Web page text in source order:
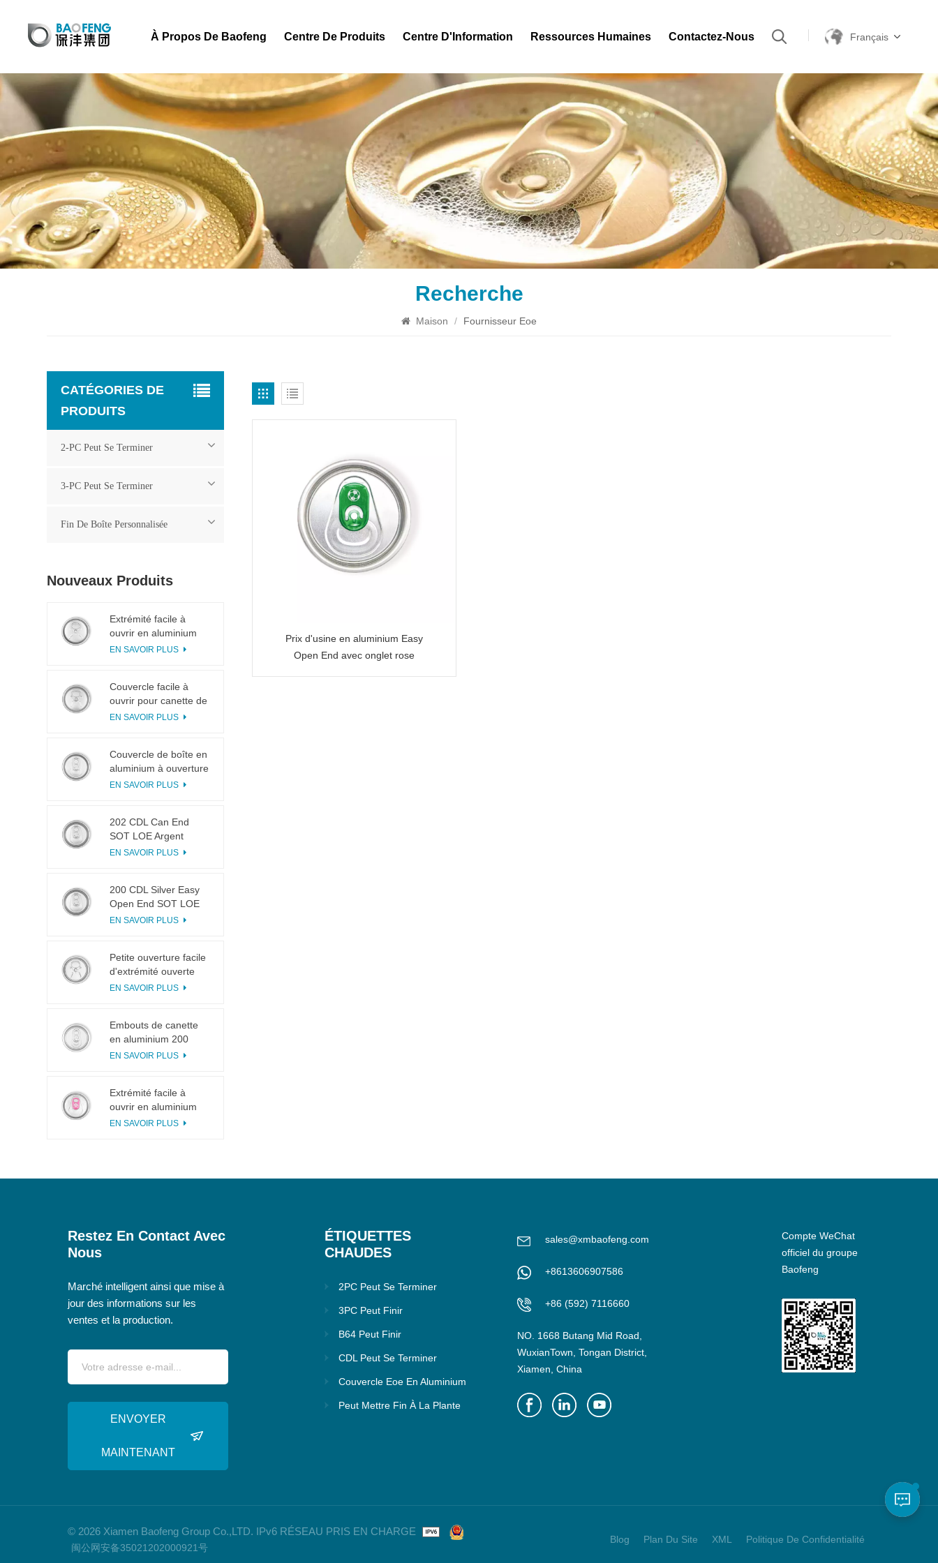
À Propos De Baofeng Centre De Produits Centre D'Information Ressources Humaines Contactez-Nous Français
Recherche
Maison / Fournisseur Eoe
Prix d'usine en aluminium Easy
Open End avec onglet rose
CATÉGORIES DE
PRODUITS
2-PC Peut Se Terminer
3-PC Peut Se Terminer
Fin De Boîte Personnalisée
Nouveaux Produits
Extrémité facile à
ouvrir en aluminium
200 B64 RPT LOE
EN SAVOIR PLUS
Couvercle facile à
ouvrir pour canette de
boisson 200 B64 RPT
EN SAVOIR PLUS
Couvercle de boîte en
aluminium à ouverture
facile 200 B64 SOT
EN SAVOIR PLUS
202 CDL Can End
SOT LOE Argent
Léger EOE
EN SAVOIR PLUS
200 CDL Silver Easy
Open End SOT LOE
Epoxy
EN SAVOIR PLUS
Petite ouverture facile
d'extrémité ouverte
d'extrémité ouverte de
le jus de fruit
EN SAVOIR PLUS
Embouts de canette
en aluminium 200
SOT en 3 pièces pour
boissons
EN SAVOIR PLUS
Extrémité facile à
ouvrir en aluminium
incisée avec languette
EN SAVOIR PLUS
Restez En Contact Avec
Nous
Marché intelligent ainsi que mise à
jour des informations sur les
ventes et la production.
ENVOYER
MAINTENANT
ÉTIQUETTES
CHAUDES
2PC Peut Se Terminer
3PC Peut Finir
B64 Peut Finir
CDL Peut Se Terminer
Couvercle Eoe En Aluminium
Peut Mettre Fin À La Plante
sales@xmbaofeng.com
+8613606907586
+86 (592) 7116660
NO. 1668 Butang Mid Road,
WuxianTown, Tongan District,
Xiamen, China
Compte WeChat
officiel du groupe
Baofeng
© 2026 Xiamen Baofeng Group Co.,LTD. IPv6 RÉSEAU PRIS EN CHARGE
闽公网安备35021202000921号
Blog Plan Du Site XML Politique De Confidentialité